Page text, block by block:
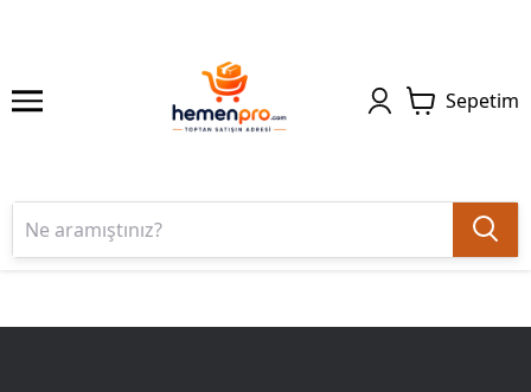
Sepetim